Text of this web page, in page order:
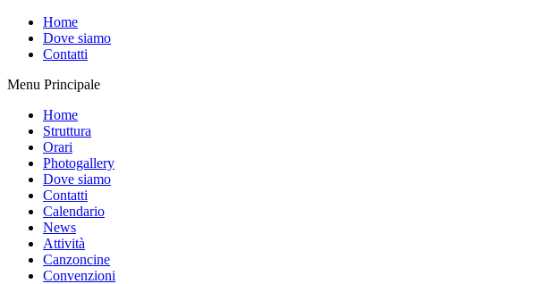
Home
Dove siamo
Contatti
Menu Principale
Home
Struttura
Orari
Photogallery
Dove siamo
Contatti
Calendario
News
Attività
Canzoncine
Convenzioni